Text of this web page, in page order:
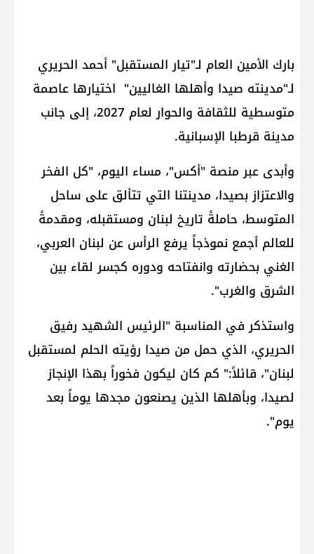
بارك الأمين العام لـ"تيار المستقبل" أحمد الحريري
لـ"مدينته صيدا وأهلها الغاليين" اختيارها عاصمة
متوسطية للثقافة والحوار لعام 2027، إلى جانب
مدينة قرطبا الإسبانية.
وأبدى عبر منصة "أكس"، مساء اليوم، "كل الفخر
والاعتزاز بصيدا، مدينتنا التي تتألق على ساحل
المتوسط، حاملةً تاريخ لبنان ومستقبله، ومقدمةً
للعالم أجمع نموذجاً يرفع الرأس عن لبنان العربي،
الغني بحضارته وانفتاحه ودوره كجسر لقاء بين
الشرق والغرب".
واستذكر في المناسبة "الرئيس الشهيد رفيق
الحريري، الذي حمل من صيدا رؤيته الحلم لمستقبل
لبنان"، قائلاً:" كم كان ليكون فخوراً بهذا الإنجاز
لصيدا، وبأهلها الذين يصنعون مجدها يوماً بعد
يوم".